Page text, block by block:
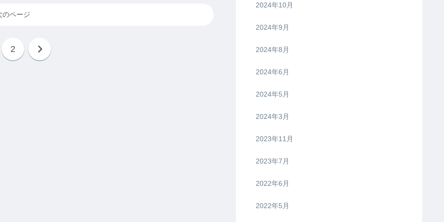
のページ
2
2024年10月
2024年9月
2024年8月
2024年6月
2024年5月
2024年3月
2023年11月
2023年7月
2022年6月
2022年5月